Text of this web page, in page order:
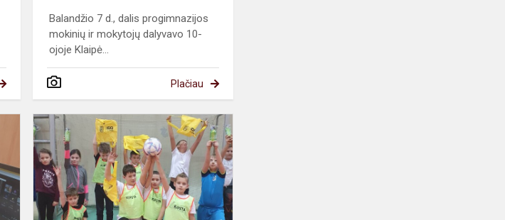
Balandžio 7 d., dalis progimnazijos
mokinių ir mokytojų dalyvavo 10-
ojoje Klaipė...
Plačiau
Vitiečių
pranešimai
konferencijoje
„Vaiko
sveika
gyvensena...
lyga
įveikta!